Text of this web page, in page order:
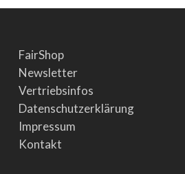
FairShop
Newsletter
Vertriebsinfos
Datenschutzerklärung
Impressum
Kontakt